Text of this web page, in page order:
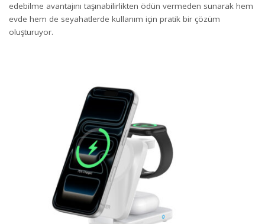
edebilme avantajını taşınabilirlikten ödün vermeden sunarak hem
evde hem de seyahatlerde kullanım için pratik bir çözüm
oluşturuyor.